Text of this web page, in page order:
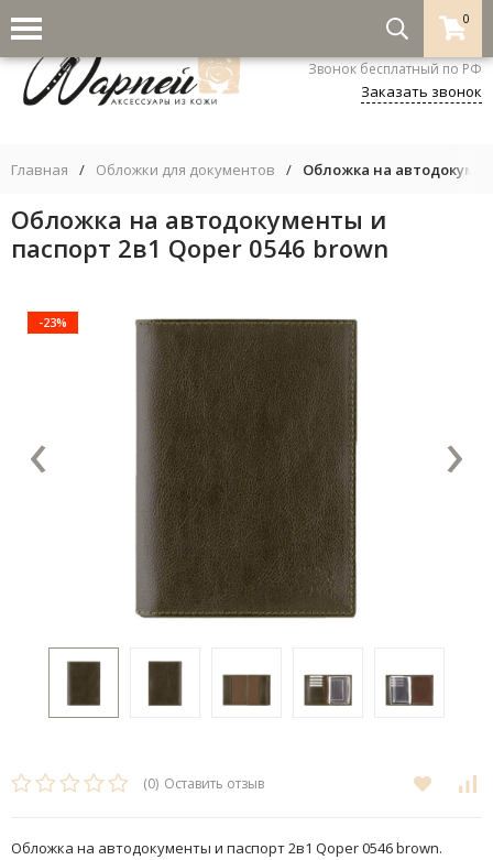
0
8-800-333-5530
Звонок бесплатный по РФ
Заказать звонок
Главная / Обложки для документов / Обложка на
Обложка на автодокументы и
паспорт 2в1 Qoper 0546 brown
-23%
‹ ›
(0) Оставить отзыв
Обложка на автодокументы и паспорт 2в1 Qoper 0546 brown.